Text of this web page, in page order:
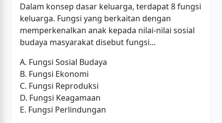
Dalam konsep dasar keluarga, terdapat 8 fungsi
keluarga. Fungsi yang berkaitan dengan
memperkenalkan anak kepada nilai-nilai sosial
budaya masyarakat disebut fungsi...
A. Fungsi Sosial Budaya
B. Fungsi Ekonomi
C. Fungsi Reproduksi
D. Fungsi Keagamaan
E. Fungsi Perlindungan